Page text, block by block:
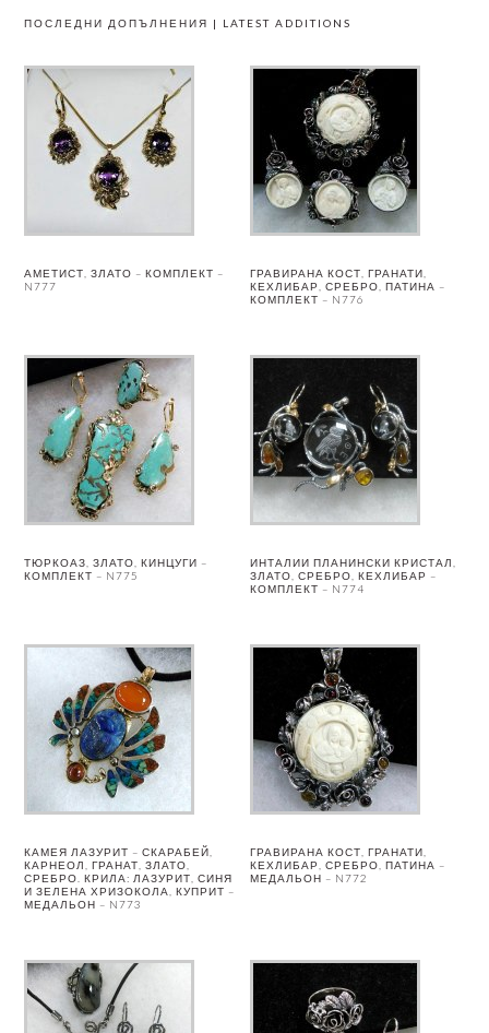
ПОСЛЕДНИ ДОПЪЛНЕНИЯ | LATEST ADDITIONS
АМЕТИСТ, ЗЛАТО – КОМПЛЕКТ –
N777
ГРАВИРАНА КОСТ, ГРАНАТИ,
КЕХЛИБАР, СРЕБРО, ПАТИНА –
КОМПЛЕКТ – N776
ТЮРКОАЗ, ЗЛАТО, КИНЦУГИ –
КОМПЛЕКТ – N775
ИНТАЛИИ ПЛАНИНСКИ КРИСТАЛ,
ЗЛАТО, СРЕБРО, КЕХЛИБАР –
КОМПЛЕКТ – N774
КАМЕЯ ЛАЗУРИТ – СКАРАБЕЙ,
КАРНЕОЛ, ГРАНАТ, ЗЛАТО,
СРЕБРО. КРИЛА: ЛАЗУРИТ, СИНЯ
И ЗЕЛЕНА ХРИЗОКОЛА, КУПРИТ –
МЕДАЛЬОН – N773
ГРАВИРАНА КОСТ, ГРАНАТИ,
КЕХЛИБАР, СРЕБРО, ПАТИНА –
МЕДАЛЬОН – N772